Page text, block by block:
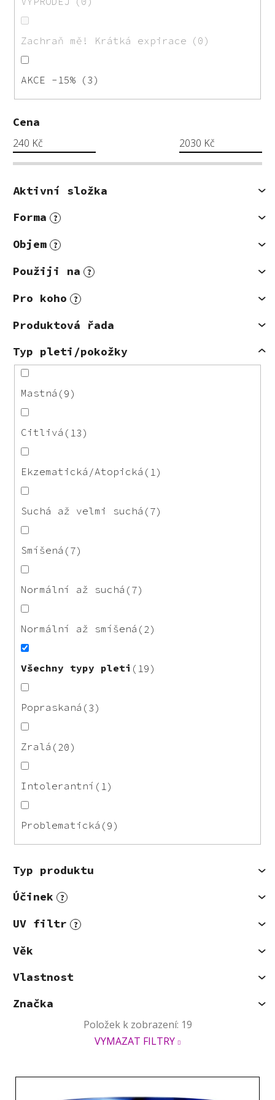
Zachraň mě! Krátká expirace 0
AKCE -15% 3
Cena
240 Kč 2030 Kč
Aktivní složka
Forma
?
Objem ?
Použiji na ?
Pro koho ?
Produktová řada
Typ pleti/pokožky
Mastná 9
Citlivá 13
Ekzematická/Atopická 1
Suchá až velmi suchá 7
Smíšená 7
Normální až suchá 7
Normální až smíšená 2
Všechny typy pleti 19
Popraskaná 3
Zralá 20
Intolerantní 1
Problematická 9
Typ produktu
Účinek
?
UV filtr ?
Věk
Vlastnost
Značka
VYMAZAT FILTRY
Položek k zobrazení: 19